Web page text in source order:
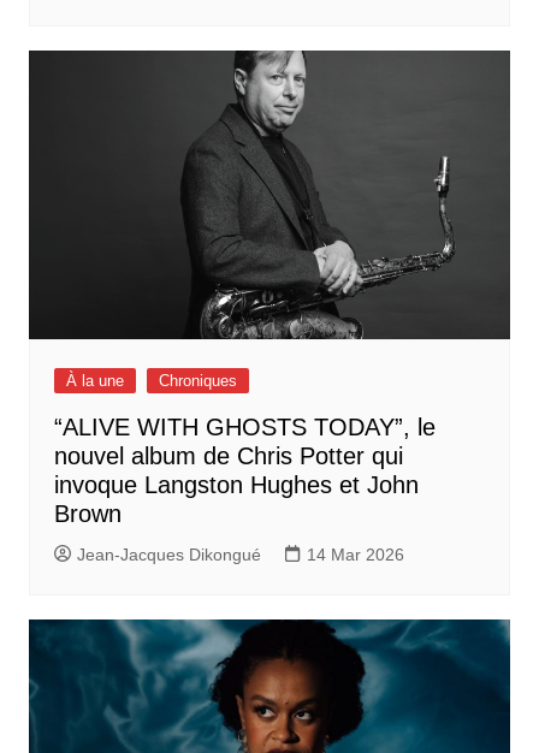
À la une Chroniques
“ALIVE WITH GHOSTS TODAY”, le
nouvel album de Chris Potter qui
invoque Langston Hughes et John
Brown
Jean-Jacques Dikongué 14 Mar 2026